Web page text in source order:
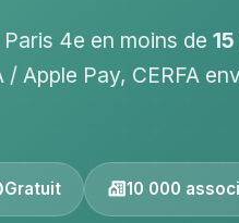
4e en moins de
Apple Pay, CERFA
Gratuit 10 000